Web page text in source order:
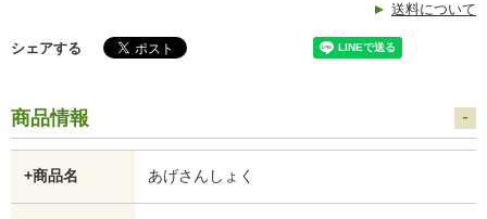
送料について
シェアする
商品情報
+商品名 あげさんしょく